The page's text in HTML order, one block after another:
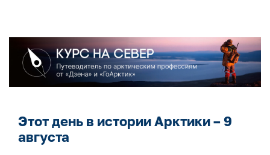
Этот день в истории Арктики – 9
августа